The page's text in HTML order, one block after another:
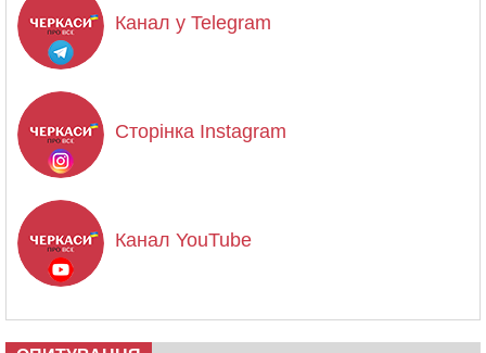
Канал у Telegram
Сторінка Instagram
Канал YouTube